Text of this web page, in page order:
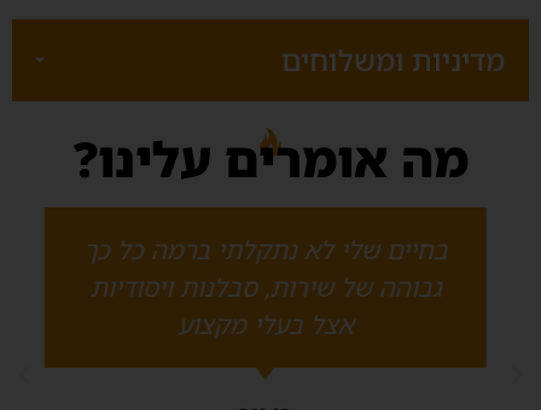
מדיניות ומשלוחים
‫עלות משלוח‬: 45 ₪
איסוף בתיאום מראש
זמן אספקה משוער למוצר במלאי: 1-7 ימי עסקים‬
יבואן רשמי - רוקח מוצרי להבה
ט.ל.ח
מה אומרים עלינו?
בחיים שלי לא נתקלתי ברמה כל כך
גבוהה של שירות, סבלנות ויסודיות
אצל בעלי מקצוע